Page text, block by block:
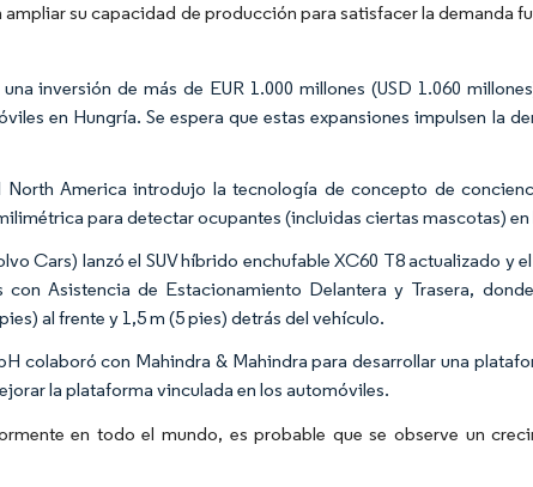
su capacidad de producción para satisfacer la demanda
inversión de más de EUR 1.000 millones (USD 1.060
en Hungría. Se espera que estas expansiones impulsen la
America introdujo la tecnología de concepto de
para detectar ocupantes (incluidas ciertas mascotas)
Cars) lanzó el SUV híbrido enchufable XC60 T8 actualizado y
Asistencia de Estacionamiento Delantera y Trasera,
al frente y 1,5 m (5 pies) detrás del vehículo.
colaboró con Mahindra & Mahindra para desarrollar una
la plataforma vinculada en los automóviles.
en todo el mundo, es probable que se observe un